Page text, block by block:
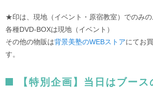
★印は、現地（イベント・原宿教室）でのみの
各種DVD-BOXは現地（イベント）
その他の物販は背景美塾のWEBストアにてお
す。
【特別企画】当日はブー